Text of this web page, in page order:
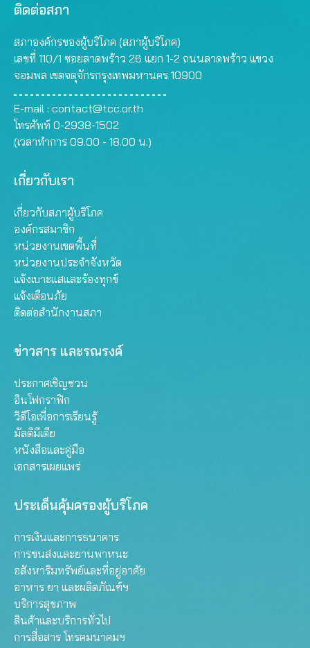
ติดต่อสภา
สภาองค์กรของผู้บริโภค (สภาผู้บริโภค)
เลขที่ 110/1 ซอยลาดพร้าว 26 แยก 1-2 ถนนลาดพร้าว แขวง
จอมพล เขตจตุจักรกรุงเทพมหานคร 10900
E-mail : contact@tcc.or.th
โทรศัพท์ 0-2938-1502
(เวลาทำการ 09.00 - 18.00 น.)
เกี่ยวกับเรา
เกี่ยวกับสภาผู้บริโภค
องค์กรสมาชิก
หน่วยงานเขตพื้นที่
หน่วยงานประจำจังหวัด
แจ้งเบาะแสและร้องทุกข์
แจ้งเตือนภัย
ติดต่อสำนักงานสภา
ข่าวสาร และรณรงค์
ประกาศเชิญชวน
อินโฟกราฟิก
วิดีโอเพื่อการเรียนรู้
มัลติมีเดีย
หนังสือและคู่มือ
เอกสารเผยแพร่
ประเด็นคุ้มครองผู้บริโภค
การเงินและการธนาคาร
การขนส่งและยานพาหนะ
อสังหาริมทรัพย์และที่อยู่อาศัย
อาหาร ยา และผลิตภัณฑ์ฯ
บริการสุขภาพ
สินค้าและบริการทั่วไป
การสื่อสาร โทรคมนาคมฯ